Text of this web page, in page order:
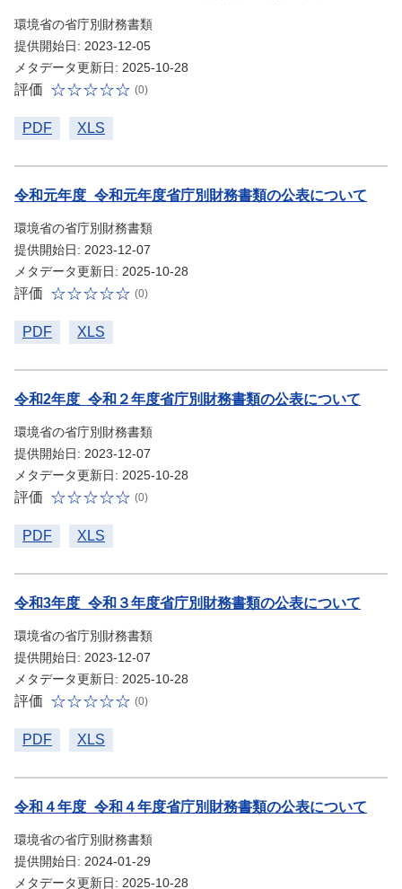
環境省の省庁別財務書類
提供開始日: 2023-12-05
メタデータ更新日: 2025-10-28
評価 (0)
PDF XLS
令和元年度_令和元年度省庁別財務書類の公表について
環境省の省庁別財務書類
提供開始日: 2023-12-07
メタデータ更新日: 2025-10-28
評価 (0)
PDF XLS
令和2年度_令和２年度省庁別財務書類の公表について
環境省の省庁別財務書類
提供開始日: 2023-12-07
メタデータ更新日: 2025-10-28
評価 (0)
PDF XLS
令和3年度_令和３年度省庁別財務書類の公表について
環境省の省庁別財務書類
提供開始日: 2023-12-07
メタデータ更新日: 2025-10-28
評価 (0)
PDF XLS
令和４年度_令和４年度省庁別財務書類の公表について
環境省の省庁別財務書類
提供開始日: 2024-01-29
メタデータ更新日: 2025-10-28